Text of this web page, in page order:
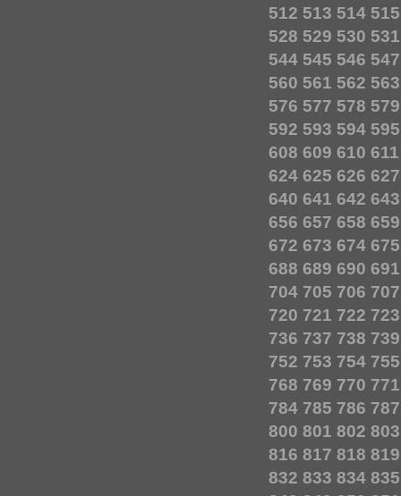
512 513 514 515
528 529 530 531
544 545 546 547
560 561 562 563
576 577 578 579
592 593 594 595
608 609 610 611
624 625 626 627
640 641 642 643
656 657 658 659
672 673 674 675
688 689 690 691
704 705 706 707
720 721 722 723
736 737 738 739
752 753 754 755
768 769 770 771
784 785 786 787
800 801 802 803
816 817 818 819
832 833 834 835